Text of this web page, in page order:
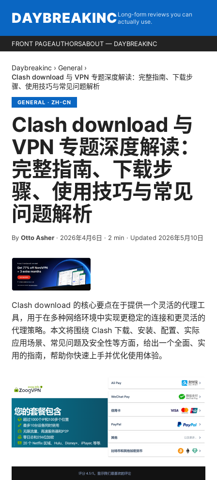
DAYBREAKINC Long-form reviews you can
actually use.
FRONT PAGEAUTHORSABOUT — DAYBREAKINC
Daybreakinc › General ›
Clash download 与 VPN 专题深度解读：完整指南、下载步
骤、使用技巧与常见问题解析
GENERAL · ZH-CN
Clash download 与
VPN 专题深度解读：
完整指南、下载步
骤、使用技巧与常见
问题解析
By Otto Asher · 2026年4月6日 · 2 min · Updated 2026年5月10日
Clash download 的核心要点在于提供一个灵活的代理工
具，用于在多种网络环境中实现更稳定的连接和更灵活的
代理策略。本文将围绕 Clash 下载、安装、配置、实际
应用场景、常见问题及安全性等方面，给出一个全面、实
用的指南，帮助你快速上手并优化使用体验。